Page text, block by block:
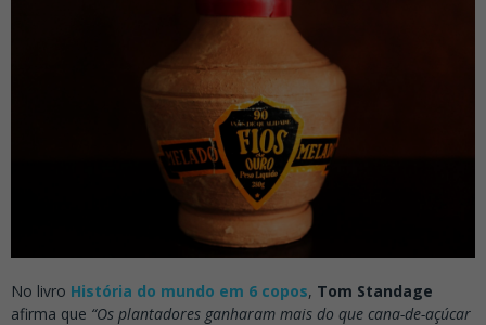
No livro História do mundo em 6 copos, Tom Standage
afirma que “Os plantadores ganharam mais do que cana-de-açúcar